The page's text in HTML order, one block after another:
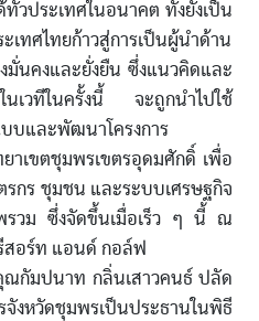
ทั่วประเทศในอนาคต ทั้งยังเป็น
เทศไทยก้าวสู่การเป็นผู้นำด้าน
มั่นคงและยั่งยืน ซึ่งแนวคิดและ
นเวทีในครั้งนี้ จะถูกนำไปใช้
บและพัฒนาโครงการ
าเขตชุมพรเขตรอุดมศักดิ์ เพื่อ
รกร ชุมชน และระบบเศรษฐกิจ
พรวม ซึ่งจัดขึ้นเมื่อเร็ว ๆ นี้ ณ
สอร์ท แอนด์ กอล์ฟ
ณกัมปนาท กลิ่นเสาวคนธ์ ปลัด
งหวัดชุมพรเป็นประธานในพิธี